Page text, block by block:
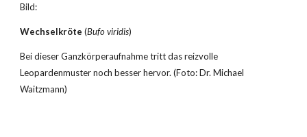
Bild:
Wechselkröte (Bufo viridis)
Bei dieser Ganzkörperaufnahme tritt das reizvolle
Leopardenmuster noch besser hervor. (Foto: Dr. Michael
Waitzmann)